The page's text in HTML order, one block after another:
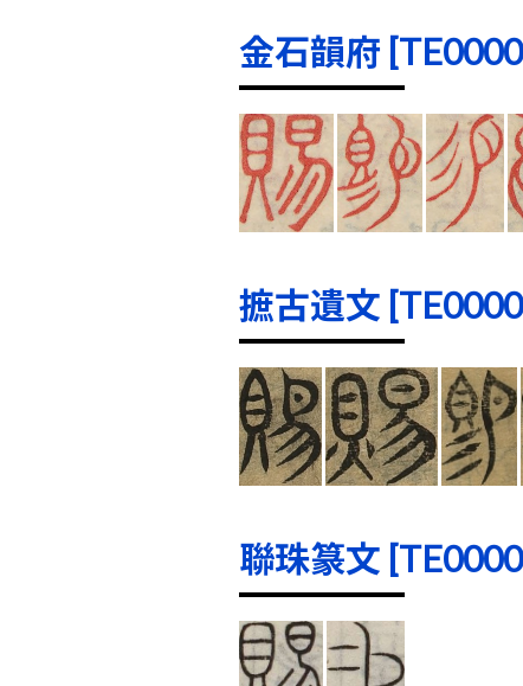
金石韻府
摭古遺文
聯珠篆文